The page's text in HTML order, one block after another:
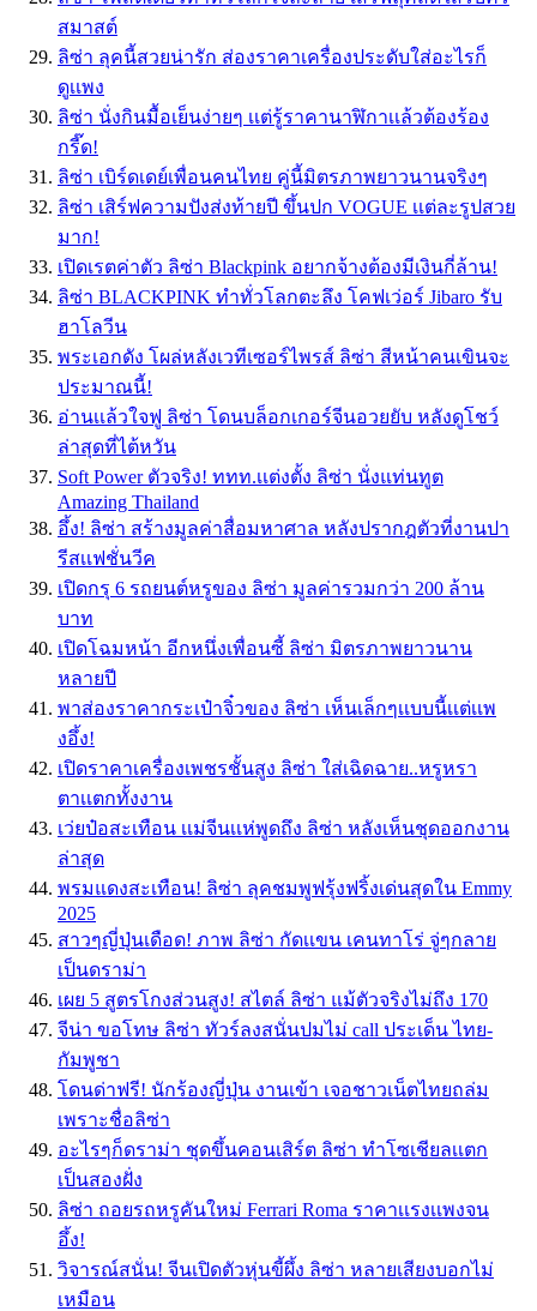
สมาสต์
ลิซ่า ลุคนี้สวยน่ารัก ส่องราคาเครื่องประดับใส่อะไรก็
ดูเเพง
ลิซ่า นั่งกินมื้อเย็นง่ายๆ เเต่รู้ราคานาฬิกาเเล้วต้องร้อง
กรี๊ด!
ลิซ่า เบิร์ดเดย์เพื่อนคนไทย คู่นี้มิตรภาพยาวนานจริงๆ
ลิซ่า เสิร์ฟความปังส่งท้ายปี ขึ้นปก VOGUE เเต่ละรูปสวย
มาก!
เปิดเรตค่าตัว ลิซ่า Blackpink อยากจ้างต้องมีเงินกี่ล้าน!
ลิซ่า BLACKPINK ทำทั่วโลกตะลึง โคฟเว่อร์ Jibaro รับ
ฮาโลวีน
พระเอกดัง โผล่หลังเวทีเซอร์ไพรส์ ลิซ่า สีหน้าคนเขินจะ
ประมาณนี้!
อ่านเเล้วใจฟู ลิซ่า โดนบล็อกเกอร์จีนอวยยับ หลังดูโชว์
ล่าสุดที่ไต้หวัน
Soft Power ตัวจริง! ททท.เเต่งตั้ง ลิซ่า นั่งแท่นทูต
Amazing Thailand
อึ้ง! ลิซ่า สร้างมูลค่าสื่อมหาศาล หลังปรากฎตัวที่งานปา
รีสเเฟชั่นวีค
เปิดกรุ 6 รถยนต์หรูของ ลิซ่า มูลค่ารวมกว่า 200 ล้าน
บาท
เปิดโฉมหน้า อีกหนึ่งเพื่อนซี้ ลิซ่า มิตรภาพยาวนาน
หลายปี
พาส่องราคากระเป๋าจิ๋วของ ลิซ่า เห็นเล็กๆเเบบนี้เเต่เเพ
งอึ้ง!
เปิดราคาเครื่องเพชรชั้นสูง ลิซ่า ใส่เฉิดฉาย..หรูหรา
ตาเเตกทั้งงาน
เว่ยป๋อสะเทือน เเม่จีนเเห่พูดถึง ลิซ่า หลังเห็นชุดออกงาน
ล่าสุด
พรมแดงสะเทือน! ลิซ่า ลุคชมพูฟรุ้งฟริ้งเด่นสุดใน Emmy
2025
สาวๆญี่ปุ่นเดือด! ภาพ ลิซ่า กัดเเขน เคนทาโร่ จู่ๆกลาย
เป็นดราม่า
เผย 5 สูตรโกงส่วนสูง! สไตล์ ลิซ่า แม้ตัวจริงไม่ถึง 170
จีน่า ขอโทษ ลิซ่า ทัวร์ลงสนั่นปมไม่ call ประเด็น ไทย-
กัมพูชา
โดนด่าฟรี! นักร้องญี่ปุ่น งานเข้า เจอชาวเน็ตไทยถล่ม
เพราะชื่อลิซ่า
อะไรๆก็ดราม่า ชุดขึ้นคอนเสิร์ต ลิซ่า ทำโซเชียลเเตก
เป็นสองฝั่ง
ลิซ่า ถอยรถหรูคันใหม่ Ferrari Roma ราคาเเรงเเพงจน
อึ้ง!
วิจารณ์สนั่น! จีนเปิดตัวหุ่นขี้ผึ้ง ลิซ่า หลายเสียงบอกไม่
เหมือน